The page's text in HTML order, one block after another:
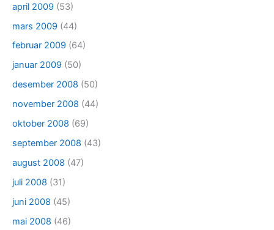
april 2009 (53)
mars 2009 (44)
februar 2009 (64)
januar 2009 (50)
desember 2008 (50)
november 2008 (44)
oktober 2008 (69)
september 2008 (43)
august 2008 (47)
juli 2008 (31)
juni 2008 (45)
mai 2008 (46)